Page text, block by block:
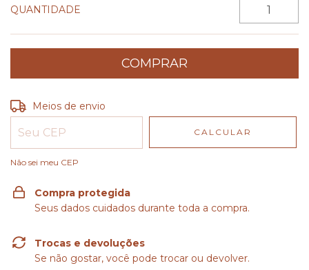
QUANTIDADE
Entregas para o CEP:
Meios de envio
CALCULAR
Não sei meu CEP
Compra protegida
Seus dados cuidados durante toda a compra.
Trocas e devoluções
Se não gostar, você pode trocar ou devolver.